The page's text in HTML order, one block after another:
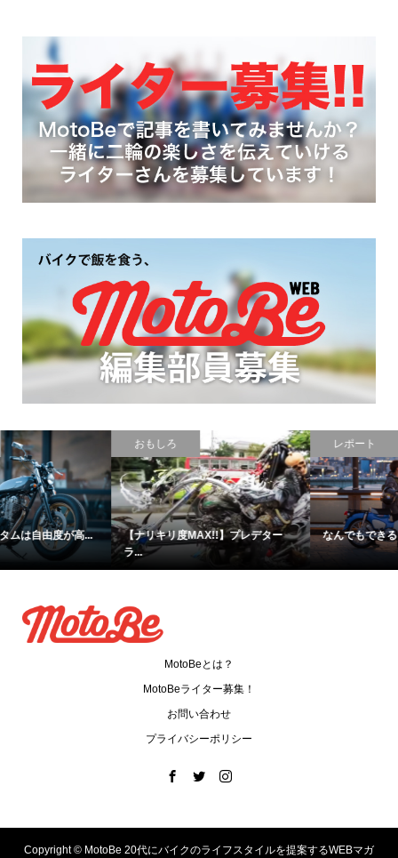
レポート
なんでもできるカブの集大成！カ...
ファッション
ガエルネ ボヤージャーは街でも履...
MotoBeとは？
MotoBeライター募集！
お問い合わせ
プライバシーポリシー
Copyright © MotoBe 20代にバイクのライフスタイルを提案するWEBマガ